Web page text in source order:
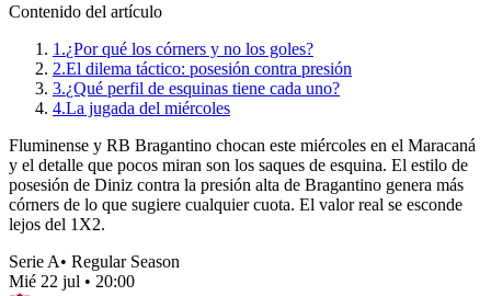
Contenido del artículo
1.¿Por qué los córners y no los goles?
2.El dilema táctico: posesión contra presión
3.¿Qué perfil de esquinas tiene cada uno?
4.La jugada del miércoles
Fluminense y RB Bragantino chocan este miércoles en el Maracaná
y el detalle que pocos miran son los saques de esquina. El estilo de
posesión de Diniz contra la presión alta de Bragantino genera más
córners de lo que sugiere cualquier cuota. El valor real se esconde
lejos del 1X2.
Serie A• Regular Season
Mié 22 jul • 20:00